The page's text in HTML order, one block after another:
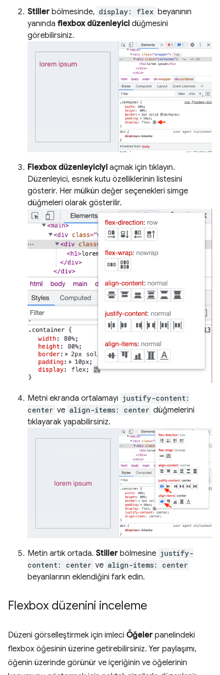
Stiller bölmesinde, display: flex beyanının
yanında flexbox düzenleyici düğmesini
görebilirsiniz.
Flexbox düzenleyiciyi açmak için tıklayın.
Düzenleyici, esnek kutu özelliklerinin listesini
gösterir. Her mülkün değer seçenekleri simge
düğmeleri olarak gösterilir.
Metni ekranda ortalamayı justify-content:
center ve align-items: center düğmelerini
tıklayarak yapabilirsiniz.
Metin artık ortada. Stiller bölmesine justify-
content: center ve align-items: center
beyanlarının eklendiğini fark edin.
Flexbox düzenini inceleme
Düzeni görselleştirmek için imleci Öğeler panelindeki
flexbox öğesinin üzerine getirebilirsiniz. Yer paylaşımı,
öğenin üzerinde görünür ve içeriğinin ve öğelerinin